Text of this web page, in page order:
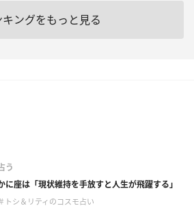
キングをもっと見る
う
に座は「現状維持を手放すと人生が飛躍する」
トシ＆リティのコスモ占い